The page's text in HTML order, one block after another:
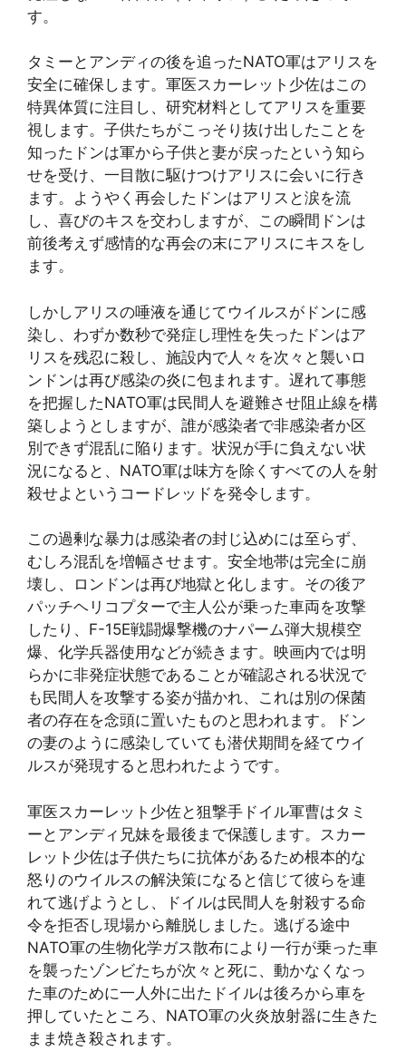
す。
タミーとアンディの後を追ったNATO軍はアリスを
安全に確保します。軍医スカーレット少佐はこの
特異体質に注目し、研究材料としてアリスを重要
視します。子供たちがこっそり抜け出したことを
知ったドンは軍から子供と妻が戻ったという知ら
せを受け、一目散に駆けつけアリスに会いに行き
ます。ようやく再会したドンはアリスと涙を流
し、喜びのキスを交わしますが、この瞬間ドンは
前後考えず感情的な再会の末にアリスにキスをし
ます。
しかしアリスの唾液を通じてウイルスがドンに感
染し、わずか数秒で発症し理性を失ったドンはア
リスを残忍に殺し、施設内で人々を次々と襲いロ
ンドンは再び感染の炎に包まれます。遅れて事態
を把握したNATO軍は民間人を避難させ阻止線を構
築しようとしますが、誰が感染者で非感染者か区
別できず混乱に陥ります。状況が手に負えない状
況になると、NATO軍は味方を除くすべての人を射
殺せよというコードレッドを発令します。
この過剰な暴力は感染者の封じ込めには至らず、
むしろ混乱を増幅させます。安全地帯は完全に崩
壊し、ロンドンは再び地獄と化します。その後ア
パッチヘリコプターで主人公が乗った車両を攻撃
したり、F-15E戦闘爆撃機のナパーム弾大規模空
爆、化学兵器使用などが続きます。映画内では明
らかに非発症状態であることが確認される状況で
も民間人を攻撃する姿が描かれ、これは別の保菌
者の存在を念頭に置いたものと思われます。ドン
の妻のように感染していても潜伏期間を経てウイ
ルスが発現すると思われたようです。
軍医スカーレット少佐と狙撃手ドイル軍曹はタミ
ーとアンディ兄妹を最後まで保護します。スカー
レット少佐は子供たちに抗体があるため根本的な
怒りのウイルスの解決策になると信じて彼らを連
れて逃げようとし、ドイルは民間人を射殺する命
令を拒否し現場から離脱しました。逃げる途中
NATO軍の生物化学ガス散布により一行が乗った車
を襲ったゾンビたちが次々と死に、動かなくなっ
た車のために一人外に出たドイルは後ろから車を
押していたところ、NATO軍の火炎放射器に生きた
まま焼き殺されます。